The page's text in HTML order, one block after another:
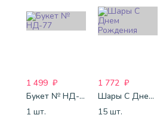
1 499 ₽
Букет № НД-77
1 шт.
1 772 ₽
Шары С Днем Рождения
15 шт.